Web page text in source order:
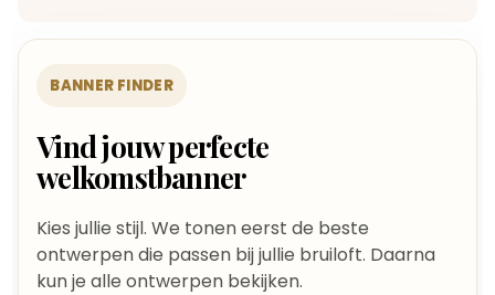
BANNER FINDER
Vind jouw perfecte
welkomstbanner
Kies jullie stijl. We tonen eerst de beste
ontwerpen die passen bij jullie bruiloft. Daarna
kun je alle ontwerpen bekijken.